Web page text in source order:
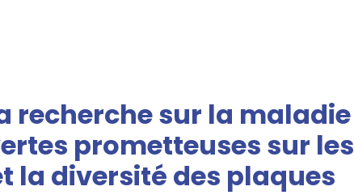
recherche sur la maladie
prometteuses sur les
la diversité des plaques